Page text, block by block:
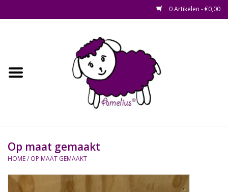
0 Artikelen - €0,00
Afscheid op maat
Waterhyacint
Hout
Op maat gemaakt
HOME/ OP MAAT GEMAAKT